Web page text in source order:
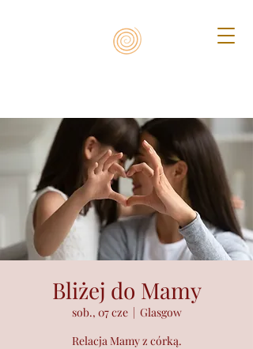
Bliżej do Mamy
sob., 07 cze
  |
Glasgow
Relacja Mamy z córką.